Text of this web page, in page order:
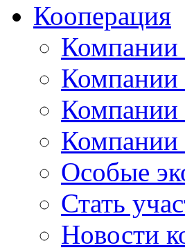
Кооперация
Компании
Компании
Компании
Компании
Особые
Стать
Новости